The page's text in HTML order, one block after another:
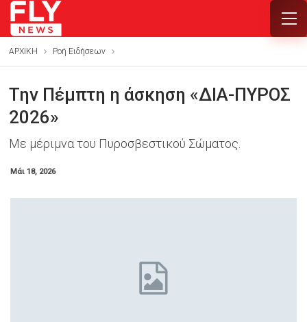
ΑΡΧΙΚΗ Ροή Ειδήσεων
Την Πέμπτη η άσκηση «ΔΙΑ-ΠΥΡΟΣ
2026»
Με μέριμνα του Πυροσβεστικού Σώματος.
Μάι 18, 2026